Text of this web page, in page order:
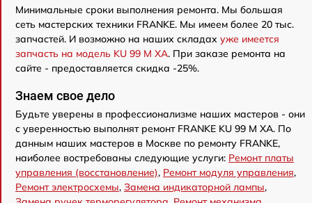
Минимальные сроки выполнения ремонта. Мы большая
сеть мастерских техники FRANKE. Мы имеем более 20 тыс.
запчастей. И возможно на наших складах уже имеется
запчасть на модель KU 99 M XA. При заказе ремонта на
сайте - предоставляется скидка -25%.
Знаем свое дело
Будьте уверены в профессионализме наших мастеров - они
с уверенностью выполнят ремонт FRANKE KU 99 M XA. По
данным наших мастеров в Москве по ремонту FRANKE,
наиболее востребованы следующие услуги: Ремонт платы
управления (восстановление), Ремонт модуля управления,
Ремонт электросхемы, Замена индикаторной лампы,